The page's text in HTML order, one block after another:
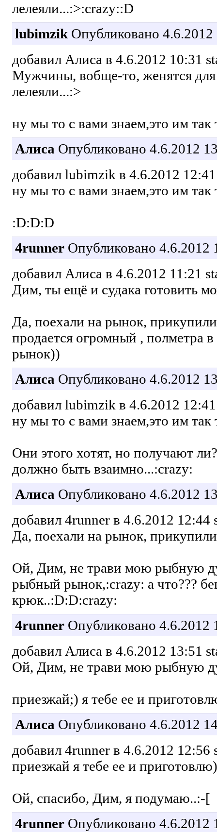
лелеяли...:>:crazy::D
lubimzikОпубликовано 4.6.2012
добавил Алиса в 4.6.2012 10:31
Мужчины, вобще-то, женятся
лелеяли...:>
ну мы то с вами знаем,это им
Алиса Опубликовано 4.6.2012
добавил lubimzik в 4.6.2012
ну мы то с вами знаем,это им так
:D:D:D
4runnerОпубликовано 4.6.2012
добавил Алиса в 4.6.2012 11:21
Дим, ты ещё и судака готовить
Да, поехали на рынок, прикупили
продается огромный , полметра
рынок))
Алиса Опубликовано 4.6.2012
добавил lubimzik в 4.6.2012
ну мы то с вами знаем,это им так
Они этого хотят, но получают
должно быть взаимно...:crazy:
Алиса Опубликовано 4.6.2012
добавил 4runner в 4.6.2012
Да, поехали на рынок, прикупили
Ой, Дим, не трави мою рыбную
рыбный рынок,:crazy: а что???
крюк..:D:D:crazy:
4runnerОпубликовано 4.6.2012
добавил Алиса в 4.6.2012 13:51
Ой, Дим, не трави мою рыбную
приезжай;) я тебе ее и
Алиса Опубликовано 4.6.2012
добавил 4runner в 4.6.2012
приезжай я тебе ее и
Ой, спасибо, Дим, я подумаю..:-[
4runnerОпубликовано 4.6.2012